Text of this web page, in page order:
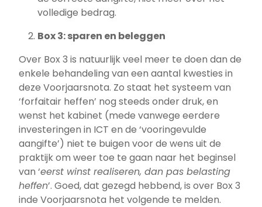
volledige bedrag.
Box 3: sparen en beleggen
Over Box 3 is natuurlijk veel meer te doen dan de
enkele behandeling van een aantal kwesties in
deze Voorjaarsnota. Zo staat het systeem van
‘forfaitair heffen’ nog steeds onder druk, en
wenst het kabinet (mede vanwege eerdere
investeringen in ICT en de ‘vooringevulde
aangifte’) niet te buigen voor de wens uit de
praktijk om weer toe te gaan naar het beginsel
van ‘eerst winst realiseren, dan pas belasting
heffen’. Goed, dat gezegd hebbend, is over Box 3
inde Voorjaarsnota het volgende te melden.